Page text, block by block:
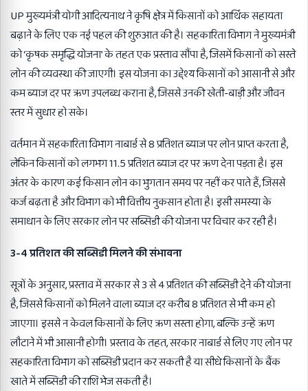
UP मुख्यमंत्री योगी आदित्यनाथ ने कृषि क्षेत्र में किसानों को आर्थिक सहायता
बढ़ाने के लिए एक नई पहल की शुरुआत की है। सहकारिता विभाग ने मुख्यमंत्री
को ‘कृषक समृद्धि योजना’ के तहत एक प्रस्ताव सौंपा है, जिसमें किसानों को सस्ते
लोन की व्यवस्था की जाएगी। इस योजना का उद्देश्य किसानों को आसानी से और
कम ब्याज दर पर ऋण उपलब्ध कराना है, जिससे उनकी खेती-बाड़ी और जीवन
स्तर में सुधार हो सके।
वर्तमान में सहकारिता विभाग नाबार्ड से 8 प्रतिशत ब्याज पर लोन प्राप्त करता है,
लेकिन किसानों को लगभग 11.5 प्रतिशत ब्याज दर पर ऋण देना पड़ता है। इस
अंतर के कारण कई किसान लोन का भुगतान समय पर नहीं कर पाते हैं, जिससे
कर्ज बढ़ता है और विभाग को भी वित्तीय नुकसान होता है। इसी समस्या के
समाधान के लिए सरकार लोन पर सब्सिडी की योजना पर विचार कर रही है।
3-4 प्रतिशत की सब्सिडी मिलने की संभावना
सूत्रों के अनुसार, प्रस्ताव में सरकार से 3 से 4 प्रतिशत की सब्सिडी देने की योजना
है, जिससे किसानों को मिलने वाला ब्याज दर करीब 8 प्रतिशत से भी कम हो
जाएगा। इससे न केवल किसानों के लिए ऋण सस्ता होगा, बल्कि उन्हें ऋण
लौटाने में भी आसानी होगी। प्रस्ताव के तहत, सरकार नाबार्ड से लिए गए लोन पर
सहकारिता विभाग को सब्सिडी प्रदान कर सकती है या सीधे किसानों के बैंक
खाते में सब्सिडी की राशि भेज सकती है।